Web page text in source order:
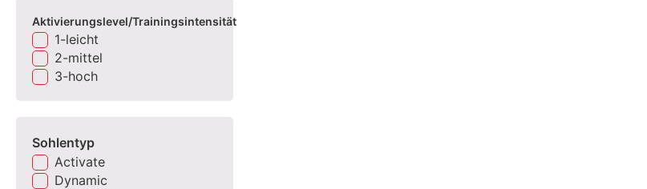
Aktivierungslevel/Trainingsintensität
1-leicht
2-mittel
3-hoch
Sohlentyp
Activate
Dynamic